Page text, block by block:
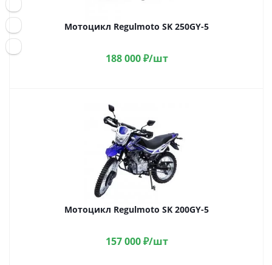
Мотоцикл Regulmoto SK 250GY-5
188 000₽/шт
Мотоцикл Regulmoto SK 200GY-5
157 000₽/шт